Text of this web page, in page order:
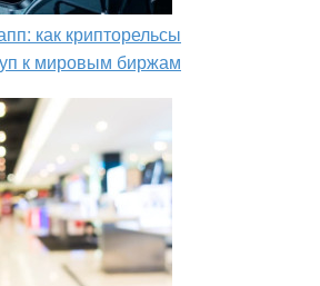
как крипторельсы
к мировым биржам